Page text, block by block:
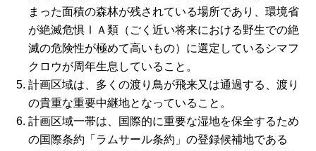
まった面積の森林が残されている場所であり、環境省
が絶滅危惧ⅠＡ類（ごく近い将来における野生での絶
滅の危険性が極めて高いもの）に選定しているシマフ
クロウが周年生息していること。
計画区域は、多くの渡り鳥が飛来又は通過する、渡り
の貴重な重要中継地となっていること。
計画区域一帯は、国際的に重要な湿地を保全するため
の国際条約「ラムサール条約」の登録候補地である